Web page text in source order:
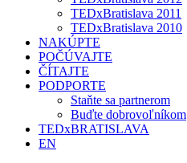
TEDxBratislava 2011
TEDxBratislava 2010
NAKÚPTE
POČÚVAJTE
ČÍTAJTE
PODPORTE
Staňte sa partnerom
Buďte dobrovoľníkom
TEDxBRATISLAVA
EN